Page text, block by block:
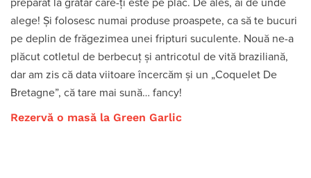
preparat la grătar care-ți este pe plac. De ales, ai de unde
alege! Și folosesc numai produse proaspete, ca să te bucuri
pe deplin de frăgezimea unei fripturi suculente. Nouă ne-a
plăcut cotletul de berbecuț și antricotul de vită braziliană,
dar am zis că data viitoare încercăm și un „Coquelet De
Bretagne”, că tare mai sună… fancy!
Rezervă o masă la Green Garlic